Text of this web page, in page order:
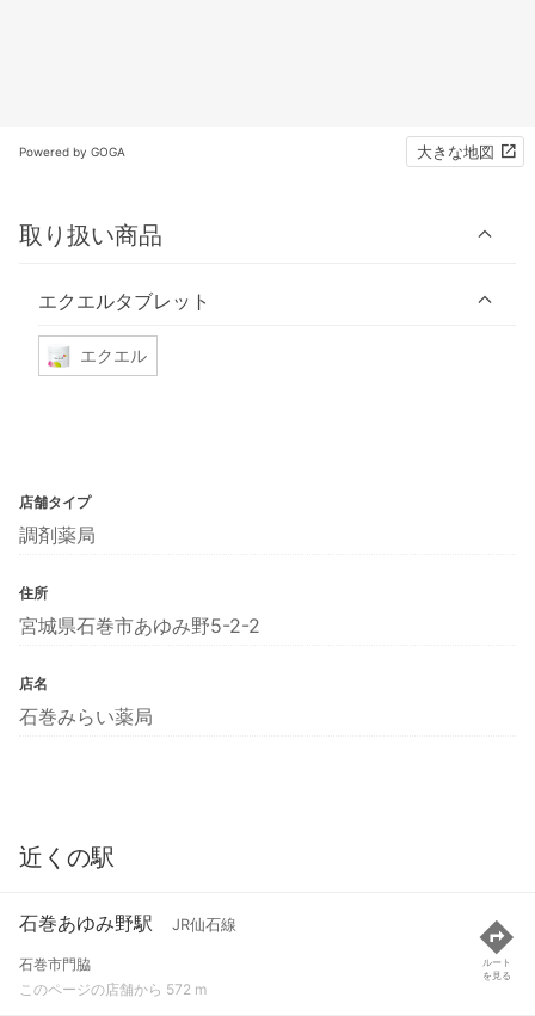
Powered by GOGA 大きな地図
取り扱い商品
エクエルタブレット
エクエル
店舗タイプ
調剤薬局
住所
宮城県石巻市あゆみ野5-2-2
店名
石巻みらい薬局
近くの駅
石巻あゆみ野駅 JR仙石線
石巻市門脇
このページの店舗から 572 m
ルート
を見る